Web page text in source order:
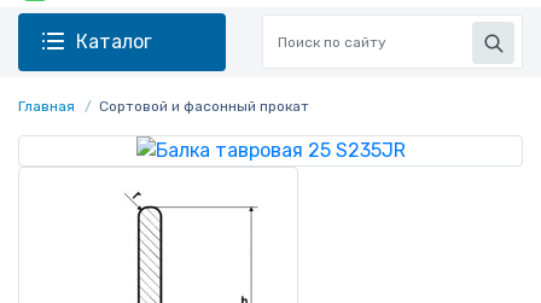
Каталог
Главная Сортовой и фасонный прокат